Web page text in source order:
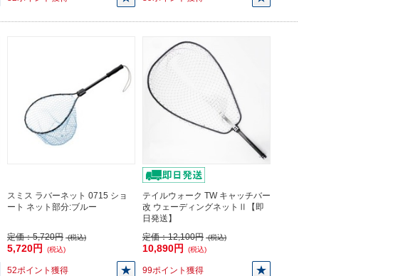
スミス ラバーネット 0715 ショ
ート ネット部分:ブルー
定価：5,720円 (税込)
5,720円 (税込)
52ポイント獲得
テイルウォーク TW キャッチバー
改 ウェーディングネットⅡ【即
日発送】
定価：12,100円 (税込)
10,890円 (税込)
99ポイント獲得